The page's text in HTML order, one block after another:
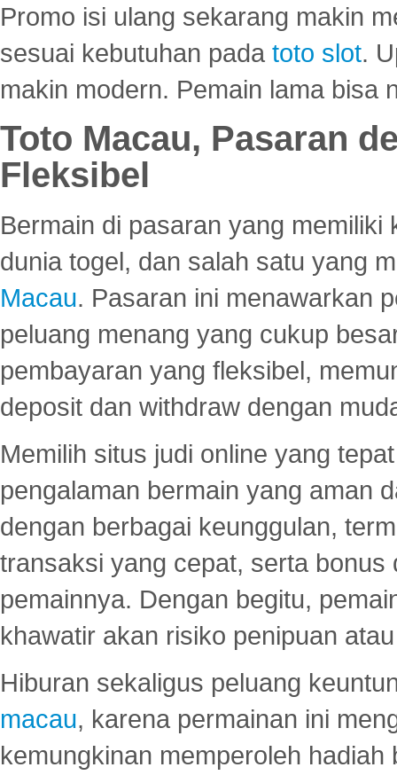
Promo isi ulang sekarang makin
sesuai kebutuhan pada toto slot.
makin modern. Pemain lama bisa
Toto Macau, Pasaran
Fleksibel
Bermain di pasaran yang
dunia togel, dan salah satu yang
Macau. Pasaran ini menawarkan
peluang menang yang cukup
pembayaran yang fleksibel,
deposit dan withdraw dengan
Memilih situs judi online yang
pengalaman bermain yang aman
dengan berbagai keunggulan,
transaksi yang cepat, serta
pemainnya. Dengan begitu,
khawatir akan risiko penipuan
Hiburan sekaligus peluang
macau, karena permainan ini
kemungkinan memperoleh hadiah